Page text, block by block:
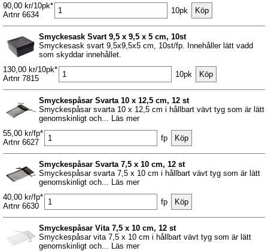
90,00 kr/10pk*
Artnr 6634
10pk
Smyckesask Svart 9,5 x 9,5 x 5 cm, 10st
Smyckesask svart 9,5x9,5x5 cm, 10st/fp. Innehåller lätt vadd
som skyddar innehållet.
130,00 kr/10pk*
Artnr 7815
10pk
Smyckespåsar Svarta 10 x 12,5 cm, 12 st
Smyckespåsar svarta 10 x 12,5 cm i hållbart vävt tyg som är lätt
genomskinligt och... Läs mer
55,00 kr/fp*
Artnr 6627
fp
Smyckespåsar Svarta 7,5 x 10 cm, 12 st
Smyckespåsar svarta 7,5 x 10 cm i hållbart vävt tyg som är lätt
genomskinligt och... Läs mer
40,00 kr/fp*
Artnr 6630
fp
Smyckespåsar Vita 7,5 x 10 cm, 12 st
Smyckespåsar vita 7,5 x 10 cm i hållbart vävt tyg som är lätt
genomskinligt och... Läs mer